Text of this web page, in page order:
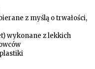
z myślą o trwałości,
wykonane z lekkich